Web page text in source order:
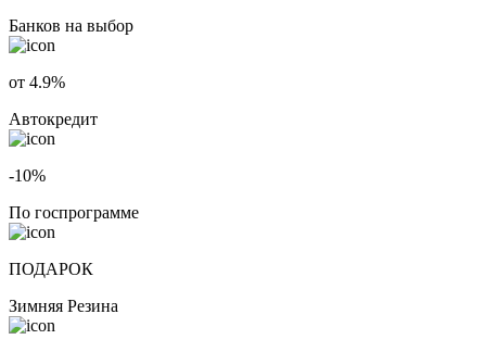
Банков на выбор
от 4.9%
Автокредит
-10%
По госпрограмме
ПОДАРОК
Зимняя Резина